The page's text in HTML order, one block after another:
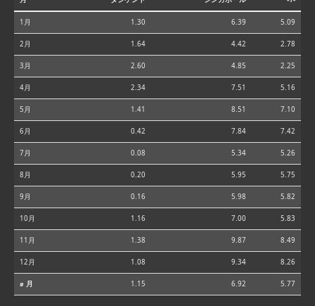
1月 1.30 6.39 5.09
2月 1.64 4.42 2.78
3月 2.60 4.85 2.25
4月 2.34 7.51 5.16
5月 1.41 8.51 7.10
6月 0.42 7.84 7.42
7月 0.08 5.34 5.26
8月 0.20 5.95 5.75
9月 0.16 5.98 5.82
10月 1.16 7.00 5.83
11月 1.38 9.87 8.49
12月 1.08 9.34 8.26
⌀ 月 1.15 6.92 5.77